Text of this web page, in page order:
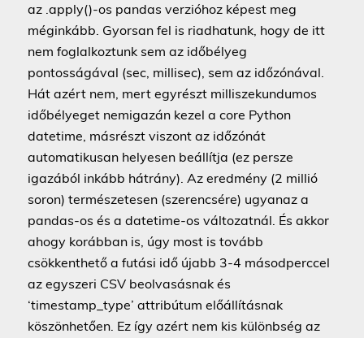
az .apply()-os pandas verzióhoz képest meg
méginkább. Gyorsan fel is riadhatunk, hogy de itt
nem foglalkoztunk sem az időbélyeg
pontosságával (sec, millisec), sem az időzónával.
Hát azért nem, mert egyrészt milliszekundumos
időbélyeget nemigazán kezel a core Python
datetime, másrészt viszont az időzónát
automatikusan helyesen beállítja (ez persze
igazából inkább hátrány). Az eredmény (2 millió
soron) természetesen (szerencsére) ugyanaz a
pandas-os és a datetime-os változatnál. És akkor
ahogy korábban is, úgy most is tovább
csökkenthető a futási idő újabb 3-4 másodperccel
az egyszeri CSV beolvasásnak és
‘timestamp_type’ attribútum előállításnak
köszönhetően. Ez így azért nem kis különbség az